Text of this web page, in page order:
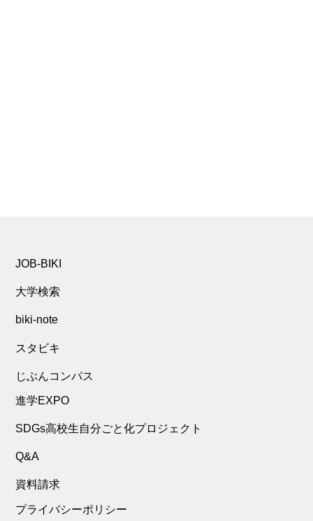
JOB-BIKI
大学検索
biki-note
スタビキ
じぶんコンパス
進学EXPO
SDGs高校生自分ごと化プロジェクト
Q&A
資料請求
プライバシーポリシー